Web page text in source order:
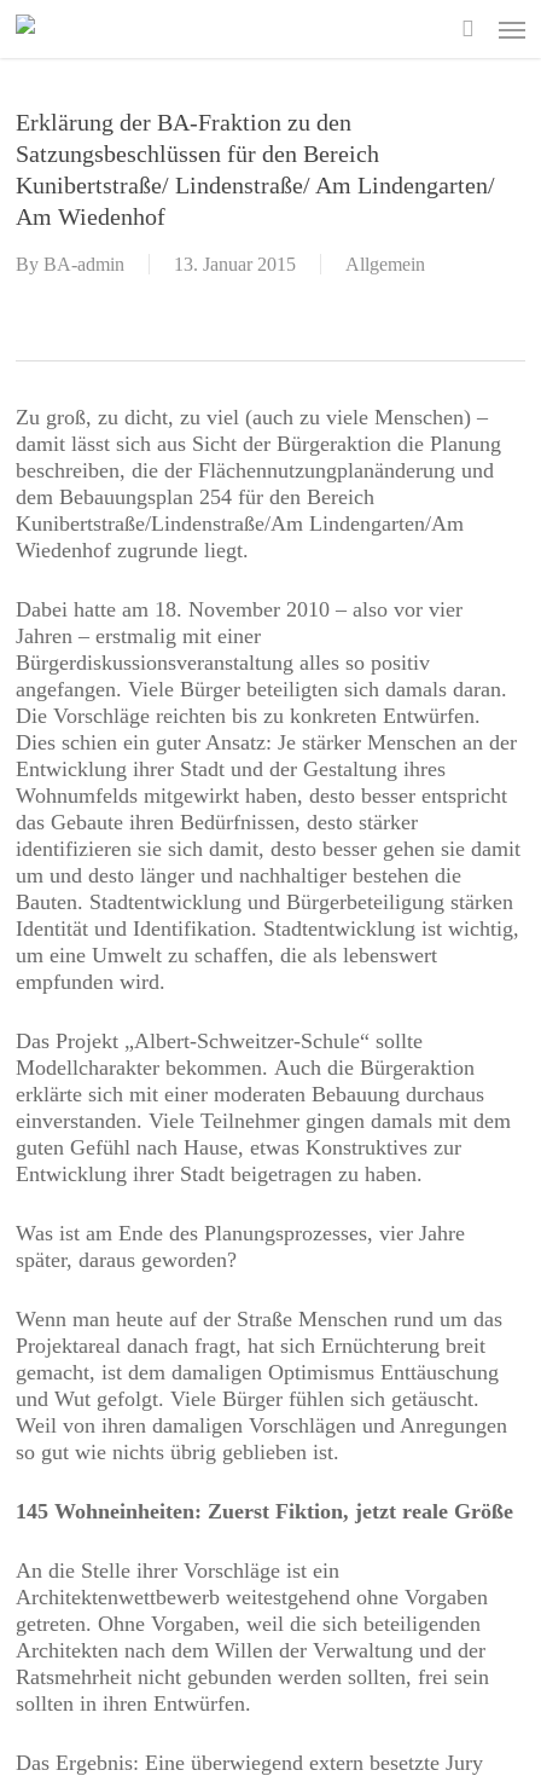
Skip
Erklärung der BA-Fraktion zu den
Satzungsbeschlüssen für den Bereich
Kunibertstraße/ Lindenstraße/ Am Lindengarten/
Am Wiedenhof
By BA-admin 13. Januar 2015 Allgemein
Zu groß, zu dicht, zu viel (auch zu viele Menschen) –
damit lässt sich aus Sicht der Bürgeraktion die Planung
beschreiben, die der Flächennutzungplanänderung und
dem Bebauungsplan 254 für den Bereich
Kunibertstraße/Lindenstraße/Am Lindengarten/Am
Wiedenhof zugrunde liegt.
Dabei hatte am 18. November 2010 – also vor vier
Jahren – erstmalig mit einer
Bürgerdiskussionsveranstaltung alles so positiv
angefangen. Viele Bürger beteiligten sich damals daran.
Die Vorschläge reichten bis zu konkreten Entwürfen.
Dies schien ein guter Ansatz: Je stärker Menschen an der
Entwicklung ihrer Stadt und der Gestaltung ihres
Wohnumfelds mitgewirkt haben, desto besser entspricht
das Gebaute ihren Bedürfnissen, desto stärker
identifizieren sie sich damit, desto besser gehen sie damit
um und desto länger und nachhaltiger bestehen die
Bauten. Stadtentwicklung und Bürgerbeteiligung stärken
Identität und Identifikation. Stadtentwicklung ist wichtig,
um eine Umwelt zu schaffen, die als lebenswert
empfunden wird.
Das Projekt „Albert-Schweitzer-Schule“ sollte
Modellcharakter bekommen. Auch die Bürgeraktion
erklärte sich mit einer moderaten Bebauung durchaus
einverstanden. Viele Teilnehmer gingen damals mit dem
guten Gefühl nach Hause, etwas Konstruktives zur
Entwicklung ihrer Stadt beigetragen zu haben.
Was ist am Ende des Planungsprozesses, vier Jahre
später, daraus geworden?
Wenn man heute auf der Straße Menschen rund um das
Projektareal danach fragt, hat sich Ernüchterung breit
gemacht, ist dem damaligen Optimismus Enttäuschung
und Wut gefolgt. Viele Bürger fühlen sich getäuscht.
Weil von ihren damaligen Vorschlägen und Anregungen
so gut wie nichts übrig geblieben ist.
145 Wohneinheiten: Zuerst Fiktion, jetzt reale Größe
An die Stelle ihrer Vorschläge ist ein
Architektenwettbewerb weitestgehend ohne Vorgaben
getreten. Ohne Vorgaben, weil die sich beteiligenden
Architekten nach dem Willen der Verwaltung und der
Ratsmehrheit nicht gebunden werden sollten, frei sein
sollten in ihren Entwürfen.
Das Ergebnis: Eine überwiegend extern besetzte Jury